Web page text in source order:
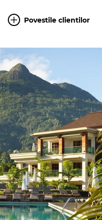
Povestile clientilor